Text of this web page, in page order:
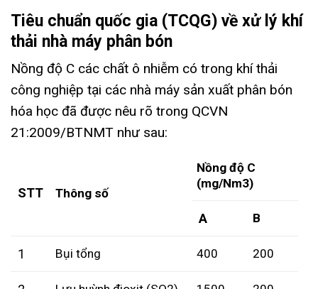
Tiêu chuẩn quốc gia (TCQG) về xử lý khí
thải nhà máy phân bón
Nồng độ C các chất ô nhiễm có trong khí thải
công nghiệp tại các nhà máy sản xuất phân bón
hóa học đã được nêu rõ trong QCVN
21:2009/BTNMT như sau:
STT Thông số
Nồng độ C
(mg/Nm3)
A B
1 Bụi tổng 400 200